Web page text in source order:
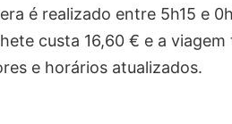
é realizado entre 5h15 e
custa 16,60 € e a
e horários atualizados.